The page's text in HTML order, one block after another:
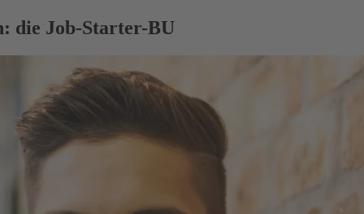
die Job-Starter-BU